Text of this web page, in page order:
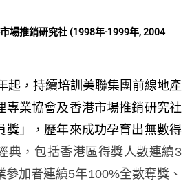
場推銷研究社 (1998年-1999年, 2004
起，持續培訓美聯集團前線地產
專業協會及香港市場推銷研究社
獎」，歷年來成功孕育出無數得
典，包括香港區得獎人數連續3
加者連續5年100%全數奪獎、